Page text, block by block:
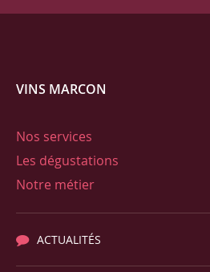
VINS MARCON
Nos services
Les dégustations
Notre métier
ACTUALITÉS